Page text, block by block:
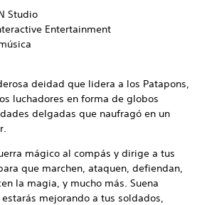
Studio
Entertainment
deidad que lidera a los Patapons,
luchadores en forma de globos
delgadas que naufragó en un
mágico al compás y dirige a tus
que marchen, ataquen, defiendan,
la magia, y mucho más. Suena
mejorando a tus soldados,